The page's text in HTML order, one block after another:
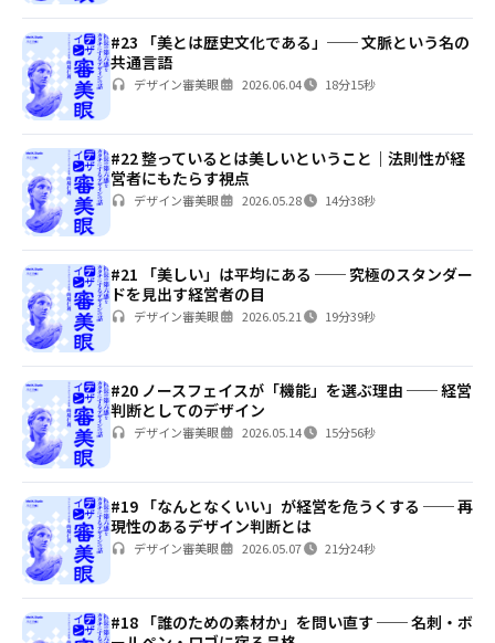
#23 「美とは歴史文化である」── 文脈という名の
共通言語
デザイン審美眼 2026.06.04 18分15秒
#22 整っているとは美しいということ｜法則性が経
営者にもたらす視点
デザイン審美眼 2026.05.28 14分38秒
#21 「美しい」は平均にある ── 究極のスタンダー
ドを見出す経営者の目
デザイン審美眼 2026.05.21 19分39秒
#20 ノースフェイスが「機能」を選ぶ理由 ── 経営
判断としてのデザイン
デザイン審美眼 2026.05.14 15分56秒
#19 「なんとなくいい」が経営を危うくする ── 再
現性のあるデザイン判断とは
デザイン審美眼 2026.05.07 21分24秒
#18 「誰のための素材か」を問い直す ── 名刺・ボ